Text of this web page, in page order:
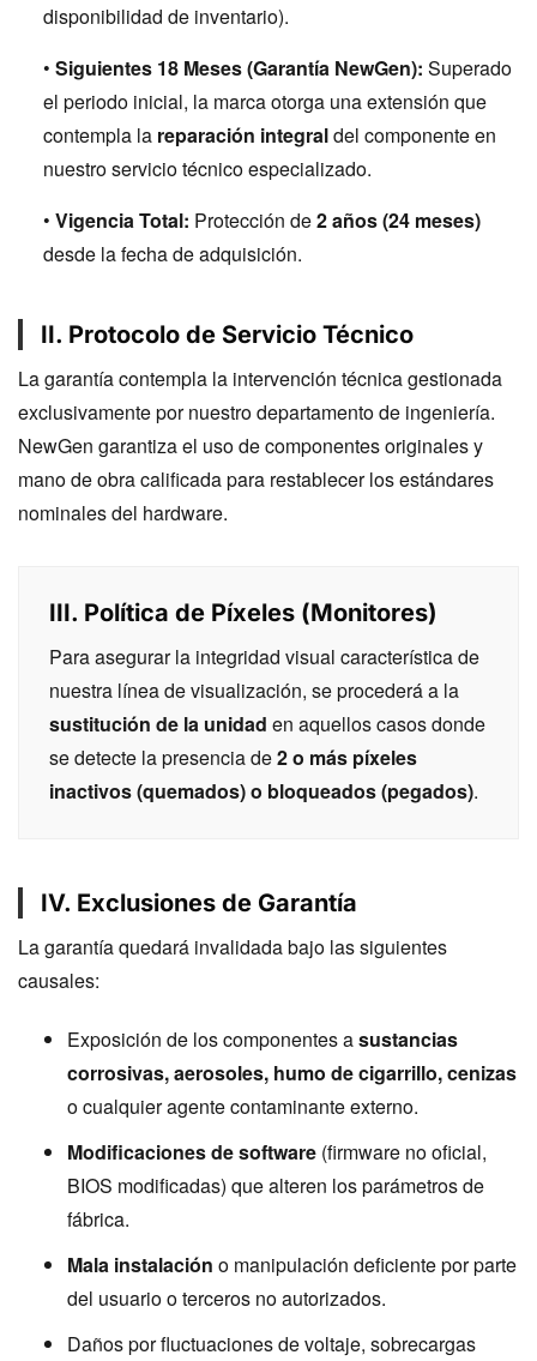
disponibilidad de inventario).
• Siguientes 18 Meses (Garantía NewGen): Superado
el periodo inicial, la marca otorga una extensión que
contempla la reparación integraldel componente en
nuestro servicio técnico especializado.
• Vigencia Total: Protección de2 años (24 meses)
desde la fecha de adquisición.
II. Protocolo de Servicio Técnico
La garantía contempla la intervención técnica gestionada
exclusivamente por nuestro departamento de ingeniería.
NewGen garantiza el uso de componentes originales y
mano de obra calificada para restablecer los estándares
nominales del hardware.
III. Política de Píxeles (Monitores)
Para asegurar la integridad visual característica de
nuestra línea de visualización, se procederá a la
sustitución de la unidad en aquellos casos donde
se detecte la presencia de2 o más píxeles
inactivos (quemados) o bloqueados (pegados).
IV. Exclusiones de Garantía
La garantía quedará invalidada bajo las siguientes
causales:
Exposición de los componentes asustancias
corrosivas, aerosoles, humo de cigarrillo, cenizas
o cualquier agente contaminante externo.
Modificaciones de software(firmware no oficial,
BIOS modificadas) que alteren los parámetros de
fábrica.
Mala instalación o manipulación deficiente por parte
del usuario o terceros no autorizados.
Daños por fluctuaciones de voltaje, sobrecargas